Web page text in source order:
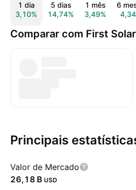
1 dia
3,10%
5 dias
14,74%
1 mês
3,49%
6
Comparar com First
Principais
Valor de Mercado
‪26,18 B‬ USD